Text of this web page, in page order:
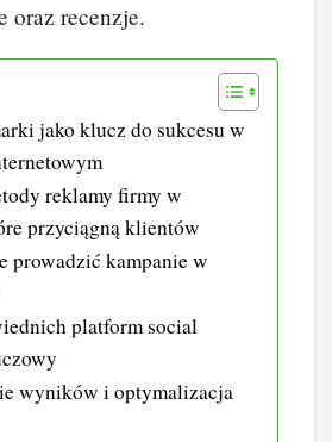
oraz recenzje.
jako klucz do sukcesu w
reklamy firmy w
przyciągną klientów
prowadzić kampanie w
platform social
wyników i optymalizacja